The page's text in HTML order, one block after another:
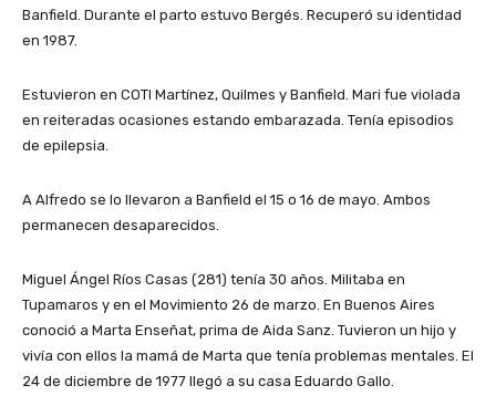
Banfield. Durante el parto estuvo Bergés. Recuperó su identidad
en 1987.
Estuvieron en COTI Martínez, Quilmes y Banfield. Mari fue violada
en reiteradas ocasiones estando embarazada. Tenía episodios
de epilepsia.
A Alfredo se lo llevaron a Banfield el 15 o 16 de mayo. Ambos
permanecen desaparecidos.
Miguel Ángel Ríos Casas (281) tenía 30 años. Militaba en
Tupamaros y en el Movimiento 26 de marzo. En Buenos Aires
conoció a Marta Enseñat, prima de Aida Sanz. Tuvieron un hijo y
vivía con ellos la mamá de Marta que tenía problemas mentales. El
24 de diciembre de 1977 llegó a su casa Eduardo Gallo.